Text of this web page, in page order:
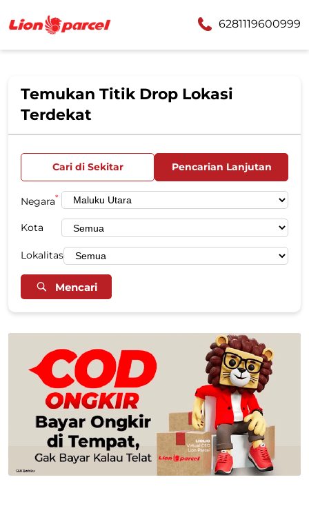
6281119600999
Temukan Titik Drop Lokasi
Terdekat
Cari di Sekitar Pencarian Lanjutan
Negara*
Kota
Lokalitas
Mencari